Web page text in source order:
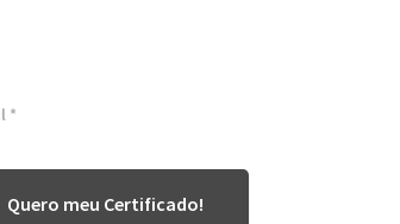
Quero meu Certificado!